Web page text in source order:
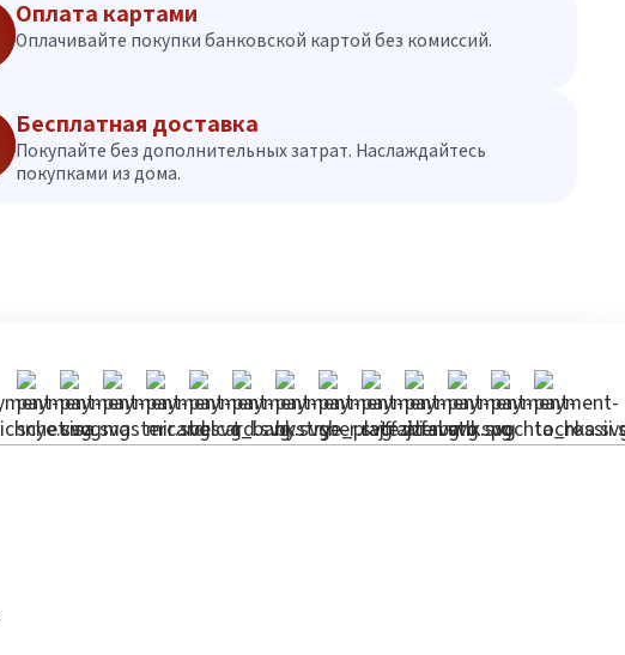
Оплата картами
Оплачивайте покупки банковской картой без комиссий.
Бесплатная доставка
Покупайте без дополнительных затрат. Наслаждайтесь
покупками из дома.